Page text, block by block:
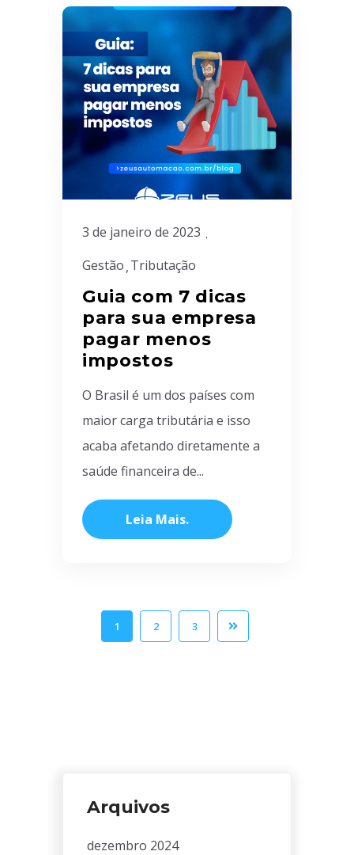
3 de janeiro de 2023
Gestão Tributação
Guia com 7 dicas
para sua empresa
pagar menos
impostos
O Brasil é um dos países com
maior carga tributária e isso
acaba afetando diretamente a
saúde financeira de...
Leia Mais
1 2 3
Arquivos
dezembro 2024